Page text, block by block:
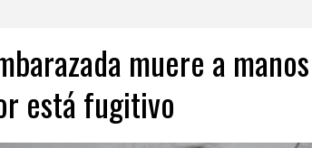
muere a manos
está fugitivo